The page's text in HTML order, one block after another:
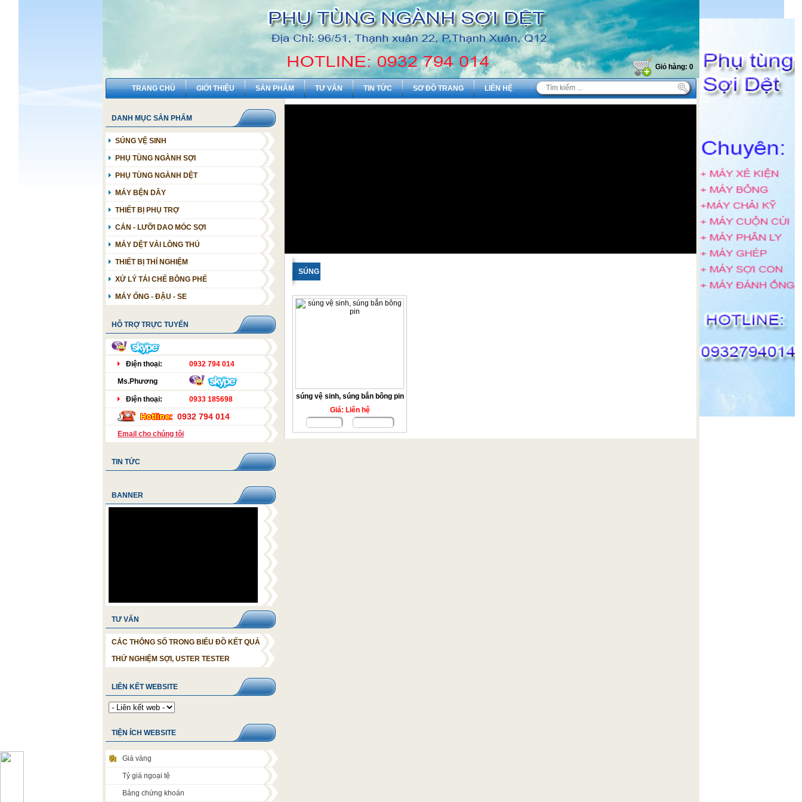
Giỏ hàng: 0
TRANG CHỦ GIỚI THIỆU SẢN PHẨM TƯ VẤN TIN TỨC SƠ ĐỒ TRANG LIÊN HỆ
DANH MỤC SẢN PHẨM
SÚNG VỆ SINH
PHỤ TÙNG NGÀNH SỢI
MÁY XÉ KIỆN
MÁY CHẢI
MÁY GHÉP
MÁY THÔ
MÁY SỢI CON ( SỢI NHUYỄN)
MÁY ĐÁNH ỐNG
MÁY CHẢI KỸ
MÁY CUỘN CÚI
PHỤ TÙNG NGÀNH DỆT
PHỤ TÙNG DỆT BAO PP STARLINGER
MÁY DỆT THOI
MÁY DỆT KHÍ
MÁY DỆT KIẾM
MÁY DỆT NƯỚC
MÁY BỆN DÂY
THIẾT BỊ PHỤ TRỢ
HÚT THỔI BỤI - OHTC
ĐIỀU HÒA KHÔNG KHÍ
NHÀ MÁY SỢI
PHÒNG SUỐT DA
TÁCH TIA LỬA ĐIỆN
SÚNG VỆ SINH
CÁN - LƯỠI DAO MÓC SỢI
MÁY DỆT VẢI LÔNG THÚ
THIẾT BỊ THÍ NGHIỆM
XỬ LÝ TÁI CHẾ BÔNG PHẾ
MÁY ỐNG - ĐẬU - SE
HỖ TRỢ TRỰC TUYẾN
Điện thoại: 0932 794 014
Ms.Phương
Điện thoại: 0933 185698
0932 794 014
Email cho chúng tôi
TIN TỨC
BANNER
TƯ VẤN
CÁC THÔNG SỐ TRONG BIỂU ĐỒ KẾT QUẢ
THỬ NGHIỆM SỢI, USTER TESTER
LIÊN KẾT WEBSITE
TIỆN ÍCH WEBSITE
Giá vàng
Tỷ giá ngoại tệ
Bảng chứng khoán
SÚNG VỆ SINH
súng vệ sinh, súng bắn bông pin
Giá: Liên hệ